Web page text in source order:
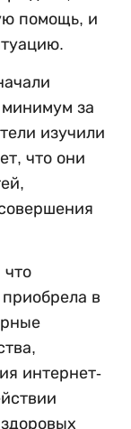
помощь, и
минимум за
изучили
что они
что
в
интернет-